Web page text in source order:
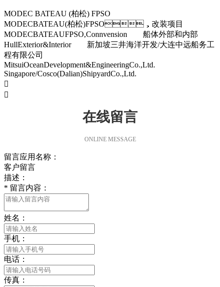
MODEC BATEAU (柏松) FPSO
MODECBATEAU(柏松)FPSO，改装项目
MODECBATEAUFPSO,Connvension 船体外部和内部
HullExterior&Interior 新加坡三井海洋开发/大连中远船务工
程有限公司
MitsuiOceanDevelopment&EngineeringCo.,Ltd.
Singapore/Cosco(Dalian)ShipyardCo.,Ltd.


在线留言
ONLINE MESSAGE
留言应用名称：
客户留言
描述：
* 留言内容：
姓名：
手机：
电话：
传真：